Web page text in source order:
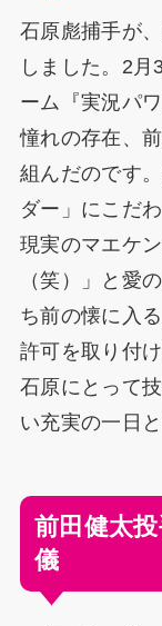
石原彪捕手が
しました。2
ーム『実況パ
憧れの存在、
組んだのです
ダー」にこだ
現実のマエケ
（笑）」と愛
ち前の懐に入
許可を取り付
石原にとって
い充実の一日
前田健太
儀